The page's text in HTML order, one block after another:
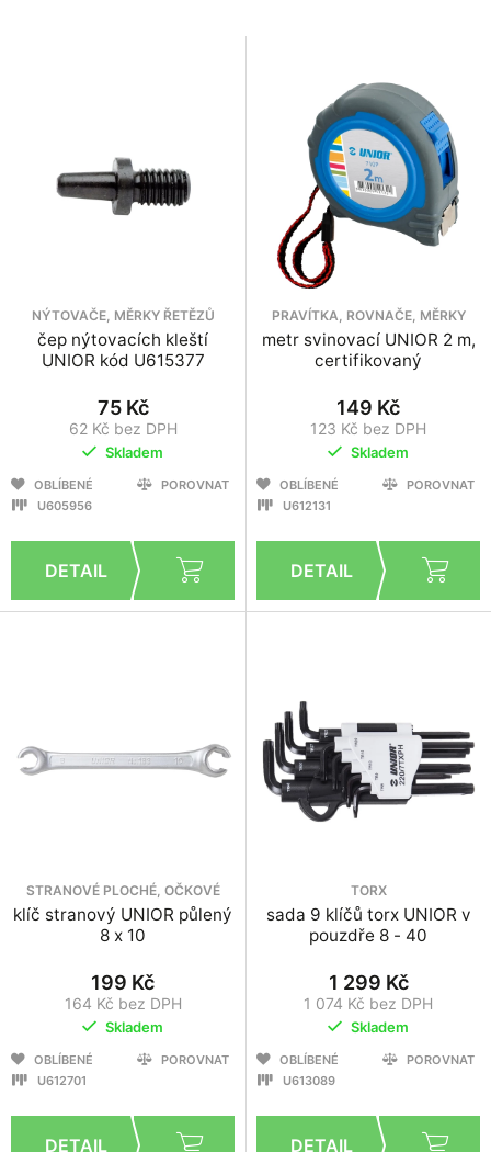
83 250 111 000
NÝTOVAČE, MĚRKY ŘETĚZŮ
čep nýtovacích kleští
UNIOR kód U615377
75 Kč
62 Kč bez DPH
Skladem
OBLÍBENÉ
POROVNAT
U605956
PRAVÍTKA, ROVNAČE, MĚRKY
metr svinovací UNIOR 2 m,
certifikovaný
149 Kč
123 Kč bez DPH
Skladem
OBLÍBENÉ
POROVNAT
U612131
STRANOVÉ PLOCHÉ, OČKOVÉ
klíč stranový UNIOR půlený
8 x 10
199 Kč
164 Kč bez DPH
Skladem
OBLÍBENÉ
POROVNAT
U612701
TORX
sada 9 klíčů torx UNIOR v
pouzdře 8 - 40
1 299 Kč
1 074 Kč bez DPH
Skladem
OBLÍBENÉ
POROVNAT
U613089